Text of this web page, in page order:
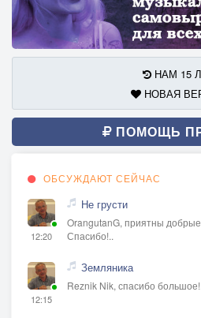
НАМ 15
НОВАЯ
ПОМОЩЬ
ОБСУЖДАЮТ СЕЙЧАС
12:20
Не грусти
OrangutanG, приятны
Спасибо!..
12:15
Земляника
Reznik Nik, спасибо